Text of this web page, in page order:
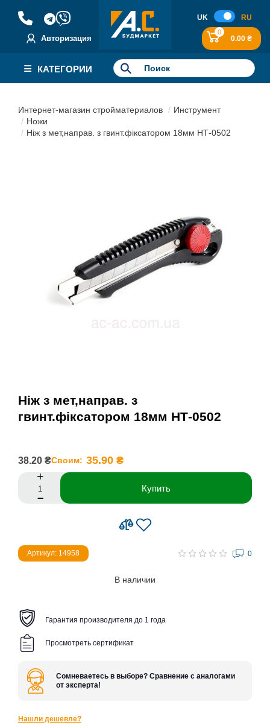
Авторизация
UK RU
0
0.00 ₴
КАТЕГОРИИ
Интернет-магазин стройматериалов
Инструмент
Ножи
Ніж з мет,направ. з гвинт.фіксатором 18мм НТ-0502
Ніж з мет,направ. з
гвинт.фіксатором 18мм НТ-0502
38.20 ₴Своим: 35.90 ₴
Купить
Артикул: 14958 0
В наличии
Гарантия производителя до 1 года
Просмотреть сертификат
Сомневаетесь в выборе? Сравнение с аналогами
от эксперта!
Нашли дешевле?